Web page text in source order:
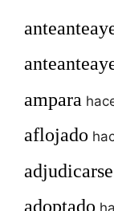
ampara
aflojado
adjudicarse
adoptado